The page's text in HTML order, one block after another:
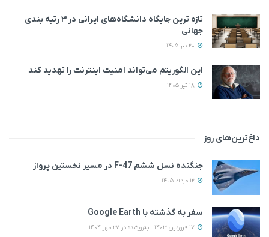
تازه ترین جایگاه دانشگاه‌های ایرانی در ۳ رتبه بندی
جهانی
این الگوریتم می‌تواند امنیت اینترنت را تهدید کند
داغ‌ترین‌های روز
جنگنده نسل ششم F-47 در مسیر نخستین پرواز
سفر به گذشته با Google Earth